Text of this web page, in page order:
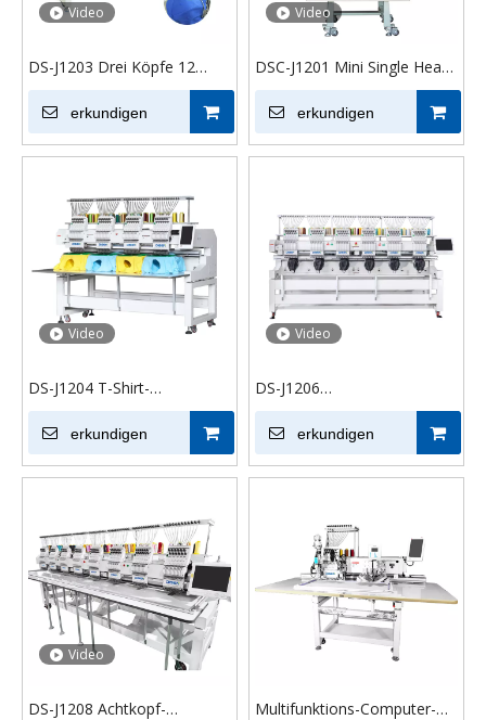
Video
DS-J1203 Drei Köpfe 12
Nadeln Stickmaschine
erkundigen
Video
DSC-J1201 Mini Single Head
Stickmaschine 30*40 cm Hut
T-Shirt Automatisch
Nähstickmaschine
Computerisiert
erkundigen
Video
DS-J1204 T-Shirt-
Stickmaschine mit vier
Köpfen und 12 Nadeln
erkundigen
Video
DS-J1206
Hochgeschwindigkeits-
Computergesteuerte
Mehrkopf-Stickmaschine für
Kunst
erkundigen
Video
DS-J1208 Achtkopf-
Multifunktions-Computer-